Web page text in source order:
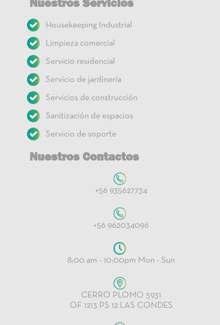
Nuestros Servicios
Housekeeping Industrial
Limpieza comercial
Servicio residencial
Servicio de jardinería
Servicios de construcción
Sanitización de espacios
Servicio de soporte
Nuestros Contactos
+56 935627734
+56 962034096
8:00 am - 10:00pm Mon - Sun
CERRO PLOMO 5931
OF 1213 PS 12 LAS CONDES